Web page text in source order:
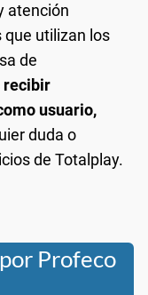
atención
que utilizan los
de
recibir
usuario,
duda o
de Totalplay.
Profeco